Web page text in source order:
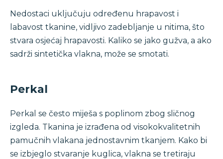
Nedostaci uključuju određenu hrapavost i
labavost tkanine, vidljivo zadebljanje u nitima, što
stvara osjećaj hrapavosti. Kaliko se jako gužva, a ako
sadrži sintetička vlakna, može se smotati.
Perkal
Perkal se često miješa s poplinom zbog sličnog
izgleda. Tkanina je izrađena od visokokvalitetnih
pamučnih vlakana jednostavnim tkanjem. Kako bi
se izbjeglo stvaranje kuglica, vlakna se tretiraju